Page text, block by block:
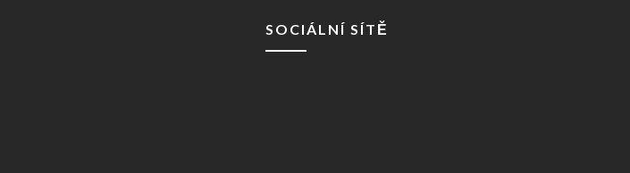
SOCIÁLNÍ SÍTĚ